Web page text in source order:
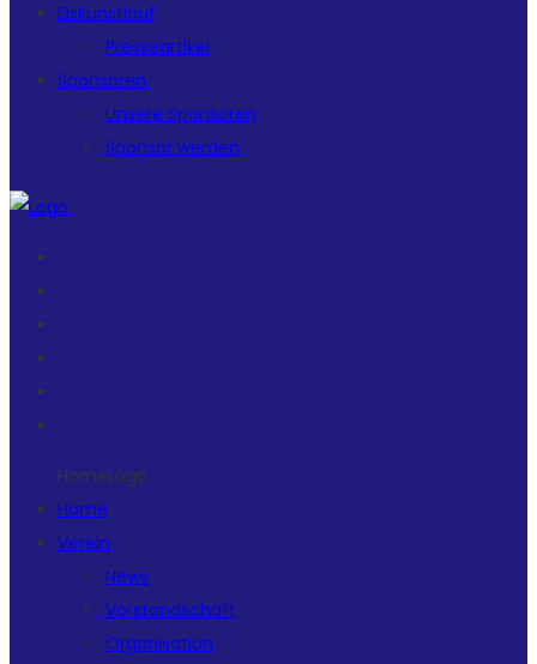
Eiskunstlauf
Presseartikel
Sponsoren
Unsere Sponsoren
Sponsor werden
HomeLogo
Home
Verein
News
Vorstandschaft
Organisation